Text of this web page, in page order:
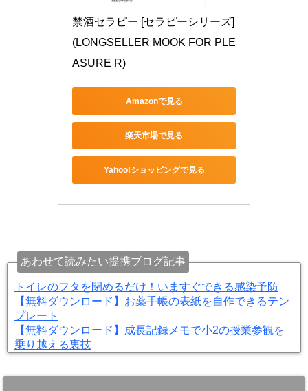
禁酒セラピー [セラピーシリーズ]
(LONGSELLER MOOK FOR PLE
ASURE R)
Amazonで見る
楽天市場で見る
Yahoo!ショッピングで見る
あわせて読みたい提携ブログ記事
トイレのフタを閉めるだけ！いますぐできる感染予防
【無料ダウンロード】お薬手帳の表紙を自作できるテン
プレート
【無料ダウンロード】成長記録メモで小2の授業参観を
乗り越える裏技